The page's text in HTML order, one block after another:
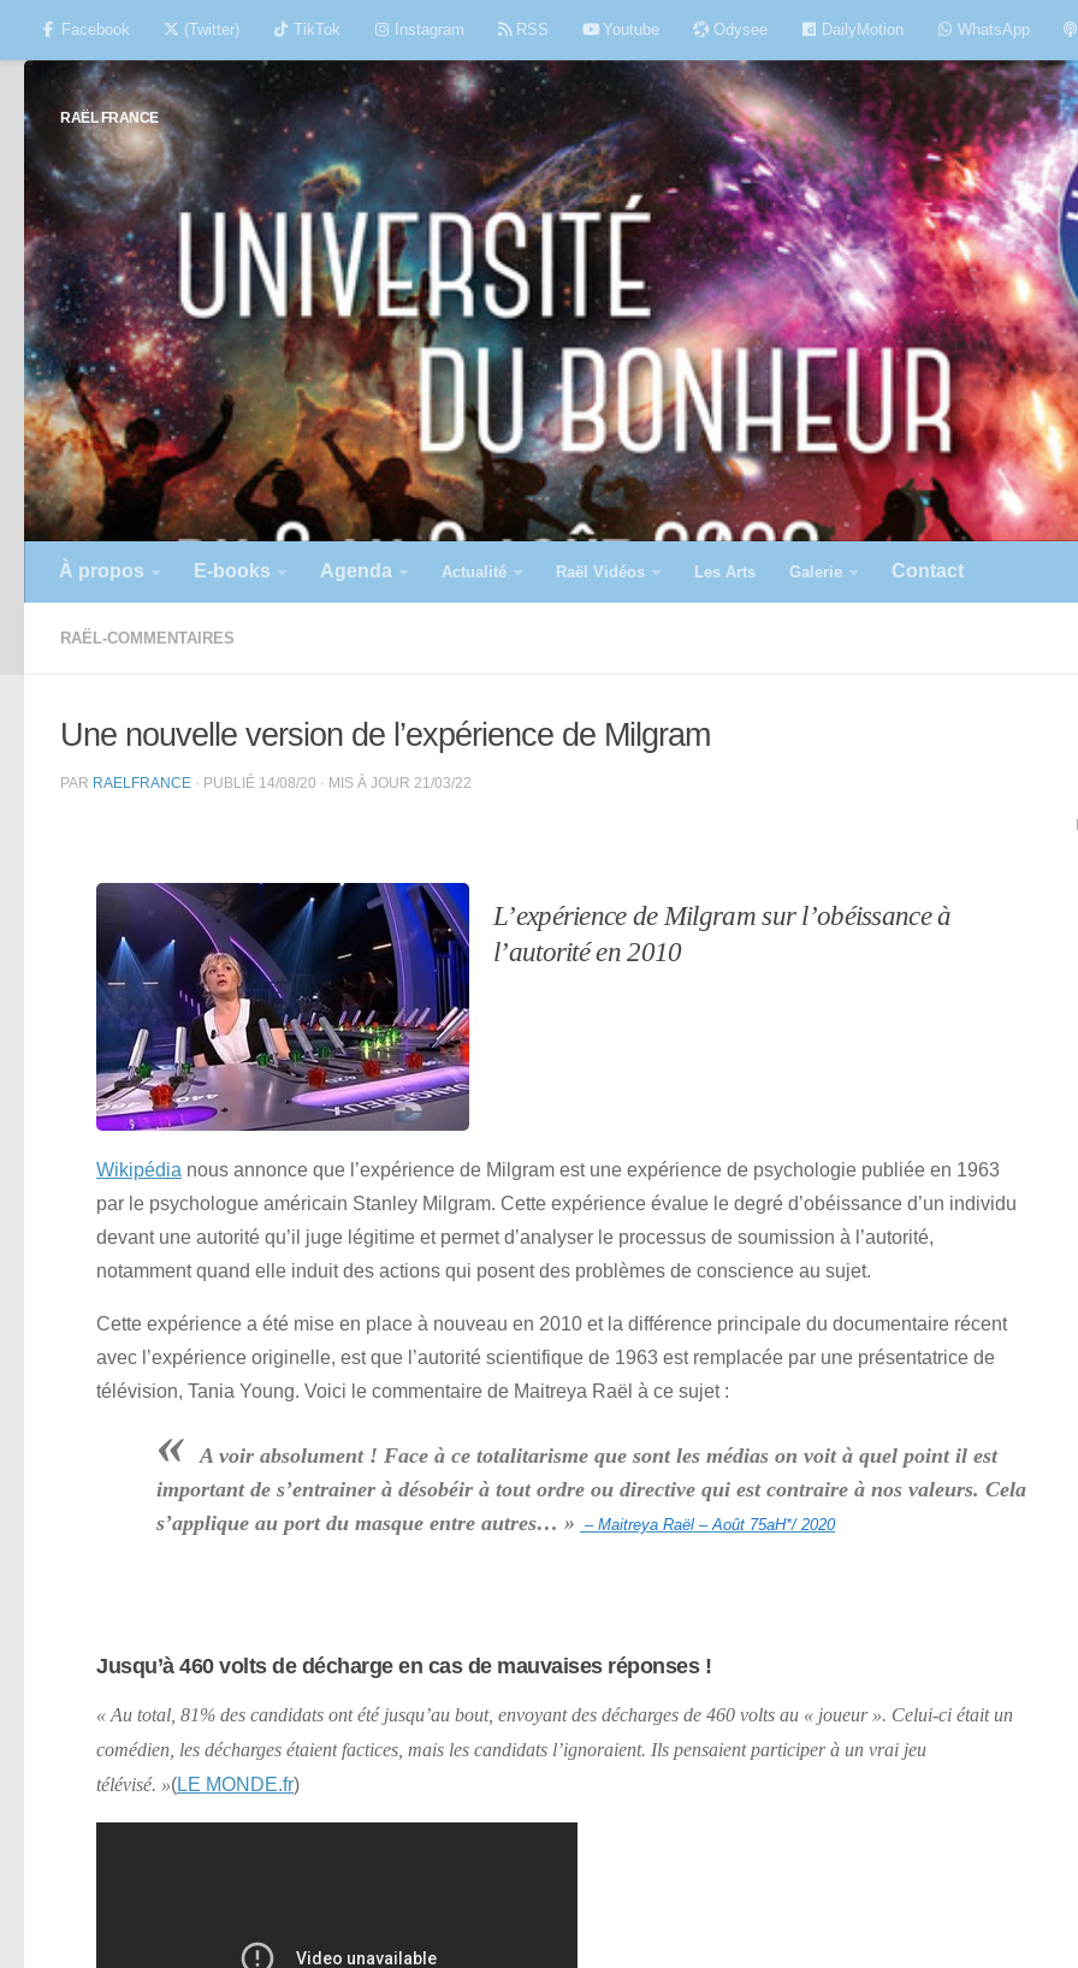
Skip to content
Facebook (Twitter) TikTok Instagram RSS Youtube Odysee DailyMotion WhatsApp
RAËL FRANCE
À propos E-books Agenda Actualité Raël Vidéos Les Arts Galerie Contact
RAËL-COMMENTAIRES
Une nouvelle version de l’expérience de Milgram
PAR RAELFRANCE · PUBLIÉ 14/08/20 · MIS À JOUR 21/03/22
L’expérience de Milgram sur l’obéissance à
l’autorité en 2010
Wikipédia nous annonce que l’expérience de Milgram est une expérience de psychologie publiée en 1963
par le psychologue américain Stanley Milgram. Cette expérience évalue le degré d’obéissance d’un individu
devant une autorité qu’il juge légitime et permet d’analyser le processus de soumission à l’autorité,
notamment quand elle induit des actions qui posent des problèmes de conscience au sujet.
Cette expérience a été mise en place à nouveau en 2010 et la différence principale du documentaire récent
avec l’expérience originelle, est que l’autorité scientifique de 1963 est remplacée par une présentatrice de
télévision, Tania Young. Voici le commentaire de Maitreya Raël à ce sujet :
«
A voir absolument ! Face à ce totalitarisme que sont les médias on voit à quel point il est
important de s’entrainer à désobéir à tout ordre ou directive qui est contraire à nos valeurs. Cela
s’applique au port du masque entre autres… » – Maitreya Raël – Août 75aH*/ 2020
Jusqu’à 460 volts de décharge en cas de mauvaises réponses !
« Au total, 81% des candidats ont été jusqu’au bout, envoyant des décharges de 460 volts au « joueur ». Celui-ci était un
comédien, les décharges étaient factices, mais les candidats l’ignoraient. Ils pensaient participer à un vrai jeu
télévisé. »(LE MONDE.fr)